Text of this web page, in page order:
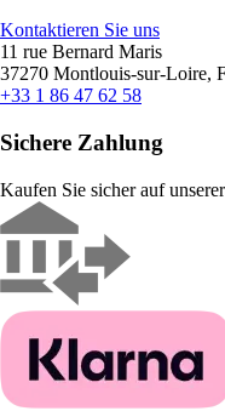
Kontaktieren Sie uns
11 rue Bernard Maris
37270 Montlouis-sur-Loire,
+33 1 86 47 62 58
Sichere Zahlung
Kaufen Sie sicher auf